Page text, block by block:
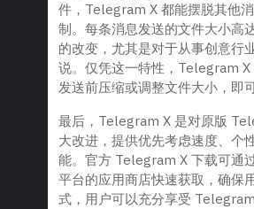
件，Telegram X 都能摆脱其他
制。每条消息发送的文件大小高
的改变，尤其是对于从事创意行
说。仅凭这一特性，Telegram X
发送前压缩或调整文件大小，即
最后，Telegram X 是对原版
大改进，提供优先考虑速度、个
能。官方 Telegram X 下载可通
平台的应用商店快速获取，确保
式，用户可以充分享受 Telegram